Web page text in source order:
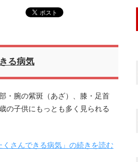
る病気
・腕の紫斑（あざ）、膝・足首
の子供にもっとも多く見られる
くさんできる病気」の続きを読む